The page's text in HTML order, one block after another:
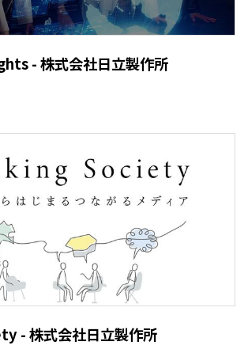
- 株式会社日立製作所
- 株式会社日立製作所